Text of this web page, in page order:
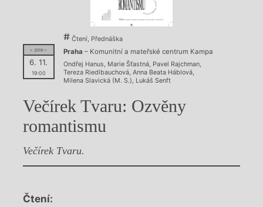
Výroční ceny
= 2019 =
6. 11.
19:00
Čtení, Přednáška
Praha – Komunitní a mateřské centrum Kampa
Ondřej Hanus, Marie Šťastná, Pavel Rajchman,
Tereza Riedlbauchová, Anna Beata Háblová,
Milena Slavická (M. S.), Lukáš Senft
Večírek Tvaru: Ozvěny
romantismu
Večírek Tvaru.
Čtení: